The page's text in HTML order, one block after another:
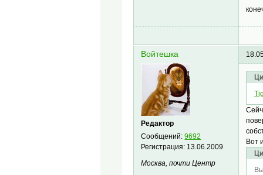
Войтешка
Редактор
Сообщений:9692
Регистрация: 13.06.2009
Москва, почти Центр
Вот